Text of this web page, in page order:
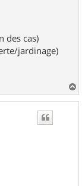
des cas)
jardinage)
a